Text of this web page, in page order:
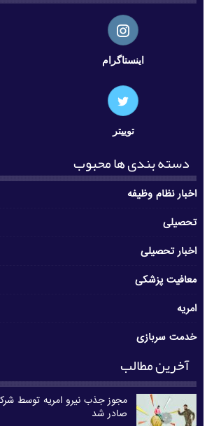
اینستاگرام
توییتر
دسته بندی ها محبوب
اخبار نظام وظیفه
تحصیلی
اخبار تحصیلی
معافیت پزشکی
امریه
خدمت سربازی
آخرین مطالب
صادر شد